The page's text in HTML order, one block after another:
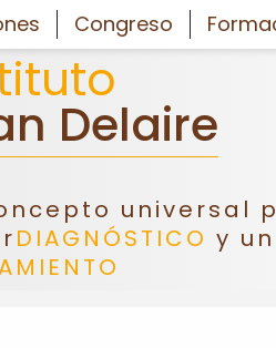
Congreso
Delaire
universal
DIAGNÓSTICO y